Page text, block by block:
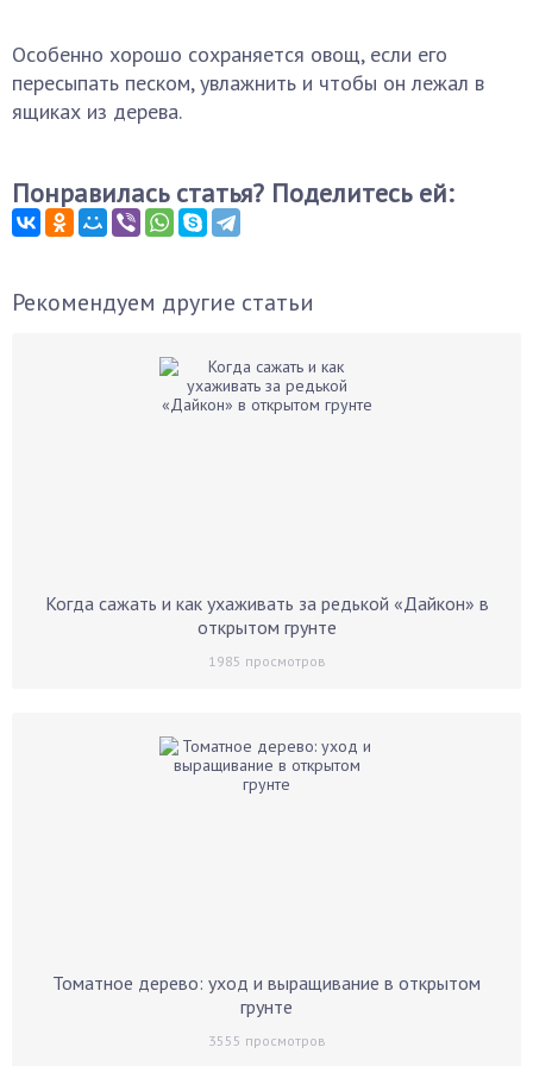
Особенно хорошо сохраняется овощ, если его
пересыпать песком, увлажнить и чтобы он лежал в
ящиках из дерева.
Понравилась статья? Поделитесь ей:
Рекомендуем другие статьи
Когда сажать и как ухаживать за редькой «Дайкон» в
открытом грунте
1985 просмотров
Томатное дерево: уход и выращивание в открытом
грунте
3555 просмотров